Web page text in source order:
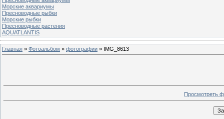
Морские аквариумы
Пресноводные рыбки
Морские рыбки
Пресноводные растения
AQUATLANTIS
Главная » Фотоальбом » фотографии » IMG_8613
Просмотреть